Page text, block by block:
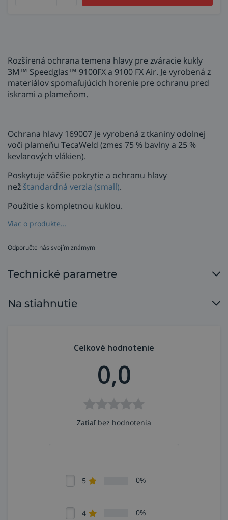
Rozšírená ochrana temena hlavy pre zváracie kukly
3M™ Speedglas™ 9100FX a 9100 FX Air. Je vyrobená z
materiálov spomaľujúcich horenie pre ochranu pred
iskrami a plameňom.
Ochrana hlavy 169007 je vyrobená z tkaniny odolnej
voči plameňu TecaWeld (zmes 75 % bavlny a 25 %
kevlarových vlákien).
Poskytuje väčšie pokrytie a ochranu hlavy
než štandardná verzia (small).
Použitie s kompletnou kuklou.
Pre maximálnu bezpečnosť a pohodlie pravidelne
poškodené diely vymeňte.
Viac o produkte...
Odporučte nás svojím známym
Technické parametre
Na stiahnutie
Celkové hodnotenie
0,0
Zatiaľ bez hodnotenia
5 0%
4 0%